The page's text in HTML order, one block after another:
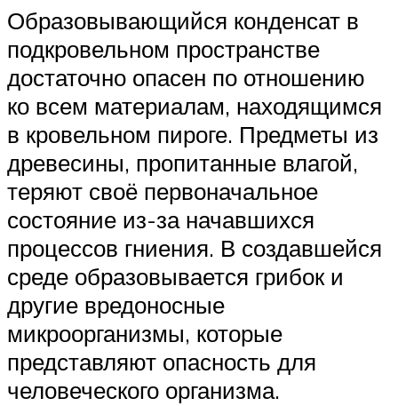
Образовывающийся конденсат в
подкровельном пространстве
достаточно опасен по отношению
ко всем материалам, находящимся
в кровельном пироге. Предметы из
древесины, пропитанные влагой,
теряют своё первоначальное
состояние из-за начавшихся
процессов гниения. В создавшейся
среде образовывается грибок и
другие вредоносные
микроорганизмы, которые
представляют опасность для
человеческого организма.